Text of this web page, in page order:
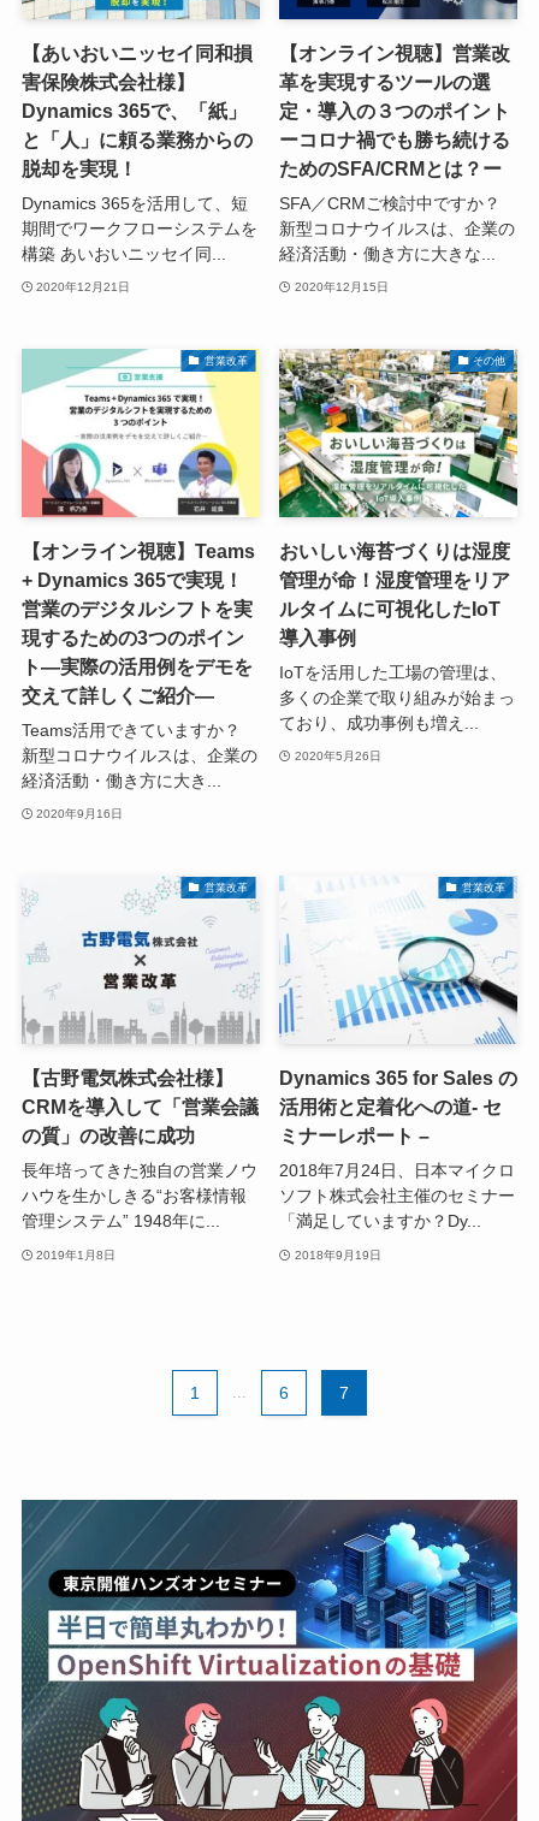
【あいおいニッセイ同和損
害保険株式会社様】
Dynamics 365で、「紙」
と「人」に頼る業務からの
脱却を実現！
Dynamics 365を活用して、短
期間でワークフローシステムを
構築 あいおいニッセイ同...
2020年12月21日
【オンライン視聴】営業改
革を実現するツールの選
定・導入の３つのポイント
ーコロナ禍でも勝ち続ける
ためのSFA/CRMとは？ー
SFA／CRMご検討中ですか？
新型コロナウイルスは、企業の
経済活動・働き方に大きな...
2020年12月15日
営業改革
【オンライン視聴】Teams
+ Dynamics 365で実現！
営業のデジタルシフトを実
現するための3つのポイン
ト―実際の活用例をデモを
交えて詳しくご紹介―
Teams活用できていますか？
新型コロナウイルスは、企業の
経済活動・働き方に大き...
2020年9月16日
その他
おいしい海苔づくりは湿度
管理が命！湿度管理をリア
ルタイムに可視化したIoT
導入事例
IoTを活用した工場の管理は、
多くの企業で取り組みが始まっ
ており、成功事例も増え...
2020年5月26日
営業改革
【古野電気株式会社様】
CRMを導入して「営業会議
の質」の改善に成功
長年培ってきた独自の営業ノウ
ハウを生かしきる“お客様情報
管理システム” 1948年に...
2019年1月8日
営業改革
Dynamics 365 for Sales の
活用術と定着化への道- セ
ミナーレポート –
2018年7月24日、日本マイクロ
ソフト株式会社主催のセミナー
「満足していますか？Dy...
2018年9月19日
1 6 7